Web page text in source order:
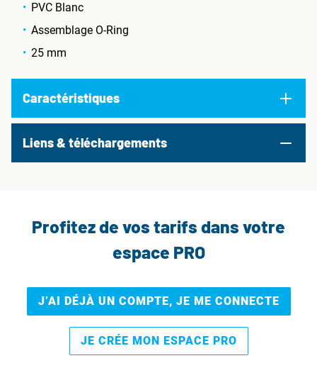
PVC Blanc
Assemblage O-Ring
25 mm
Caractéristiques
Liens & téléchargements
Profitez de vos tarifs dans votre
espace PRO
J’AI DÉJÀ UN COMPTE, JE ME CONNECTE
JE CRÉE MON ESPACE PRO